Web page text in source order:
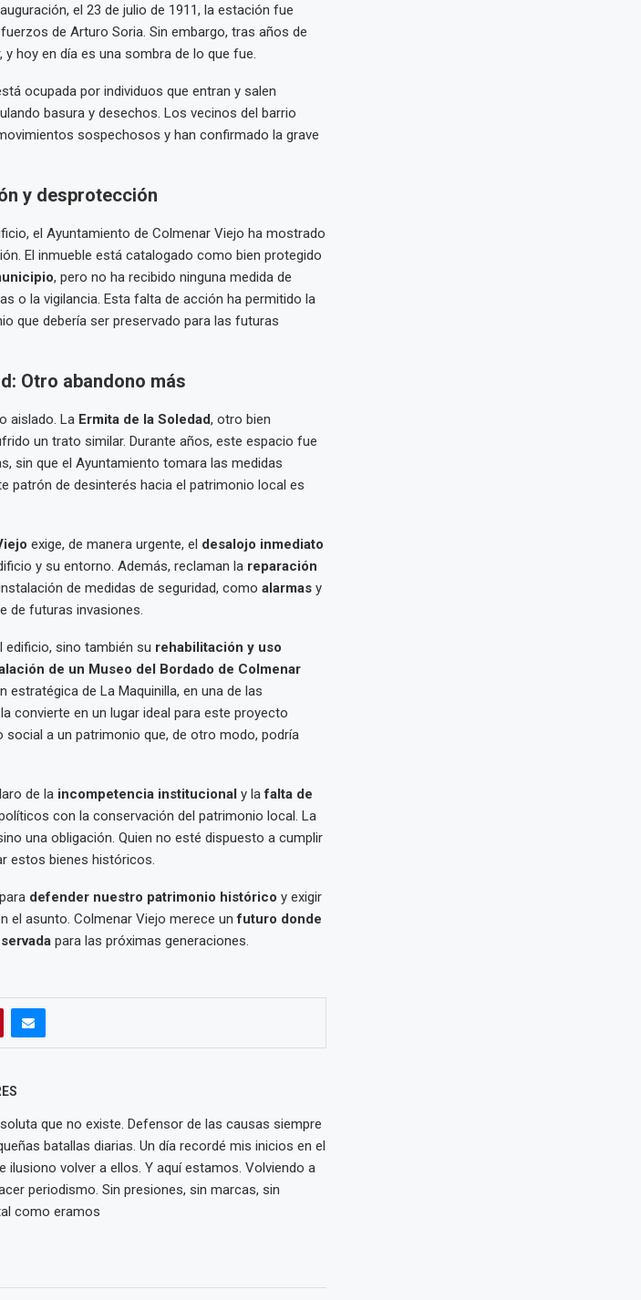
el 23 de julio de 1911, la estación fue
de Arturo Soria. Sin embargo, tras años de
hoy en día es una sombra de lo que fue.
ocupada por individuos que entran y salen
basura y desechos. Los vecinos del barrio
sospechosos y han confirmado la grave
y desprotección
el Ayuntamiento de Colmenar Viejo ha mostrado
El inmueble está catalogado como bien protegido
, pero no ha recibido ninguna medida de
o la vigilancia. Esta falta de acción ha permitido la
que debería ser preservado para las futuras
Otro abandono más
aislado. La Ermita de la Soledad, otro bien
un trato similar. Durante años, este espacio fue
sin que el Ayuntamiento tomara las medidas
patrón de desinterés hacia el patrimonio local es
exige, de manera urgente, el desalojo inmediato
y su entorno. Además, reclaman la reparación
de medidas de seguridad, como alarmasy
de futuras invasiones.
sino también su rehabilitación y uso
de un Museo del Bordado de Colmenar
estratégica de La Maquinilla, en una de las
convierte en un lugar ideal para este proyecto
a un patrimonio que, de otro modo, podría
de la incompetencia institucional y lafalta de
con la conservación del patrimonio local. La
una obligación. Quien no esté dispuesto a cumplir
estos bienes históricos.
defender nuestro patrimonio histórico y exigir
el asunto. Colmenar Viejo merece unfuturo donde
para las próximas generaciones.
que no existe. Defensor de las causas siempre
batallas diarias. Un día recordé mis inicios en el
ilusiono volver a ellos. Y aquí estamos. Volviendo a
periodismo. Sin presiones, sin marcas, sin
como eramos